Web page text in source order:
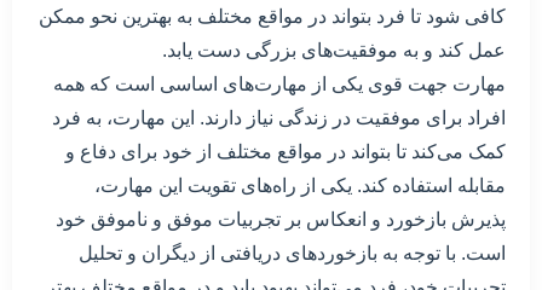
کافی شود تا فرد بتواند در مواقع مختلف به بهترین نحو ممکن
عمل کند و به موفقیت‌های بزرگی دست یابد.
مهارت جهت قوی یکی از مهارت‌های اساسی است که همه
افراد برای موفقیت در زندگی نیاز دارند. این مهارت، به فرد
کمک می‌کند تا بتواند در مواقع مختلف از خود برای دفاع و
مقابله استفاده کند. یکی از راه‌های تقویت این مهارت،
پذیرش بازخورد و انعکاس بر تجربیات موفق و ناموفق خود
است. با توجه به بازخوردهای دریافتی از دیگران و تحلیل